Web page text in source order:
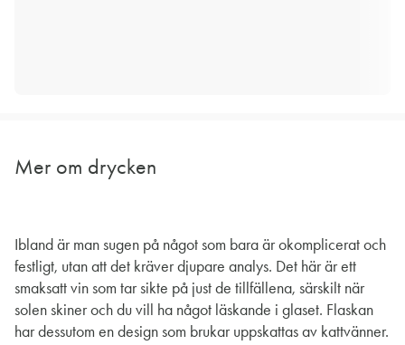
Mer om drycken
Ibland är man sugen på något som bara är okomplicerat och
festligt, utan att det kräver djupare analys. Det här är ett
smaksatt vin som tar sikte på just de tillfällena, särskilt när
solen skiner och du vill ha något läskande i glaset. Flaskan
har dessutom en design som brukar uppskattas av kattvänner.